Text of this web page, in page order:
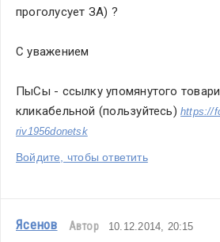
проголусует ЗА) ?
С уважением
ПыСы - ссылку упомянутого
кликабельной (пользуйтесь) https://
riv1956donetsk
Войдите, чтобы ответить
Ясенов Автор 10.12.2014, 20:15